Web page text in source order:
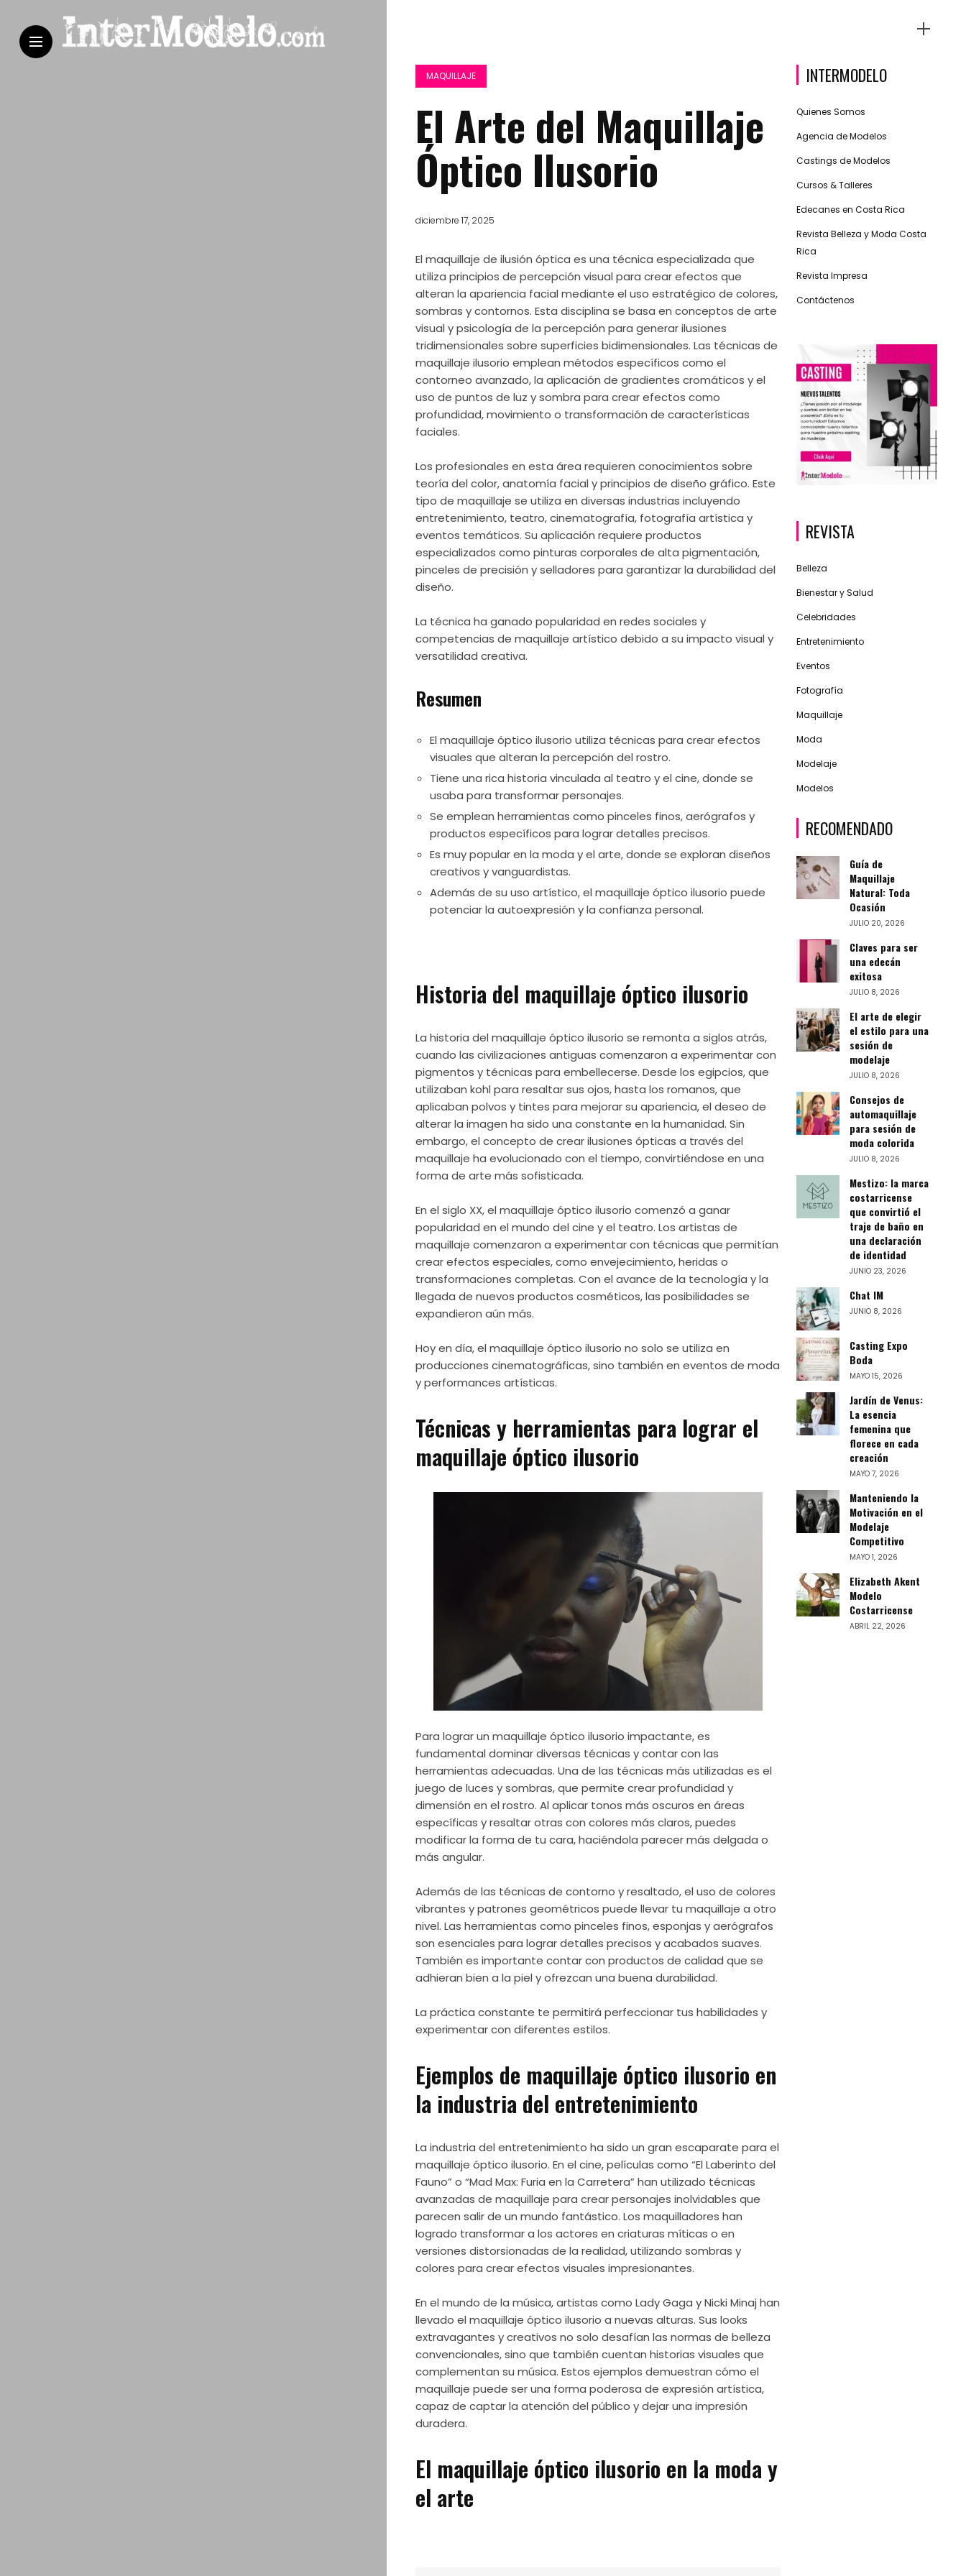
MAQUILLAJE
El Arte del Maquillaje
Óptico Ilusorio
diciembre 17, 2025
El maquillaje de ilusión óptica es una técnica especializada que
utiliza principios de percepción visual para crear efectos que
alteran la apariencia facial mediante el uso estratégico de colores,
sombras y contornos. Esta disciplina se basa en conceptos de arte
visual y psicología de la percepción para generar ilusiones
tridimensionales sobre superficies bidimensionales. Las técnicas de
maquillaje ilusorio emplean métodos específicos como el
contorneo avanzado, la aplicación de gradientes cromáticos y el
uso de puntos de luz y sombra para crear efectos como
profundidad, movimiento o transformación de características
faciales.
Los profesionales en esta área requieren conocimientos sobre
teoría del color, anatomía facial y principios de diseño gráfico. Este
tipo de maquillaje se utiliza en diversas industrias incluyendo
entretenimiento, teatro, cinematografía, fotografía artística y
eventos temáticos. Su aplicación requiere productos
especializados como pinturas corporales de alta pigmentación,
pinceles de precisión y selladores para garantizar la durabilidad del
diseño.
La técnica ha ganado popularidad en redes sociales y
competencias de maquillaje artístico debido a su impacto visual y
versatilidad creativa.
Resumen
El maquillaje óptico ilusorio utiliza técnicas para crear efectos
visuales que alteran la percepción del rostro.
Tiene una rica historia vinculada al teatro y el cine, donde se
usaba para transformar personajes.
Se emplean herramientas como pinceles finos, aerógrafos y
productos específicos para lograr detalles precisos.
Es muy popular en la moda y el arte, donde se exploran diseños
creativos y vanguardistas.
Además de su uso artístico, el maquillaje óptico ilusorio puede
potenciar la autoexpresión y la confianza personal.
Historia del maquillaje óptico ilusorio
La historia del maquillaje óptico ilusorio se remonta a siglos atrás,
cuando las civilizaciones antiguas comenzaron a experimentar con
pigmentos y técnicas para embellecerse. Desde los egipcios, que
utilizaban kohl para resaltar sus ojos, hasta los romanos, que
aplicaban polvos y tintes para mejorar su apariencia, el deseo de
alterar la imagen ha sido una constante en la humanidad. Sin
embargo, el concepto de crear ilusiones ópticas a través del
maquillaje ha evolucionado con el tiempo, convirtiéndose en una
forma de arte más sofisticada.
En el siglo XX, el maquillaje óptico ilusorio comenzó a ganar
popularidad en el mundo del cine y el teatro. Los artistas de
maquillaje comenzaron a experimentar con técnicas que permitían
crear efectos especiales, como envejecimiento, heridas o
transformaciones completas. Con el avance de la tecnología y la
llegada de nuevos productos cosméticos, las posibilidades se
expandieron aún más.
Hoy en día, el maquillaje óptico ilusorio no solo se utiliza en
producciones cinematográficas, sino también en eventos de moda
y performances artísticas.
Técnicas y herramientas para lograr el
maquillaje óptico ilusorio
Para lograr un maquillaje óptico ilusorio impactante, es
fundamental dominar diversas técnicas y contar con las
herramientas adecuadas. Una de las técnicas más utilizadas es el
juego de luces y sombras, que permite crear profundidad y
dimensión en el rostro. Al aplicar tonos más oscuros en áreas
específicas y resaltar otras con colores más claros, puedes
modificar la forma de tu cara, haciéndola parecer más delgada o
más angular.
Además de las técnicas de contorno y resaltado, el uso de colores
vibrantes y patrones geométricos puede llevar tu maquillaje a otro
nivel. Las herramientas como pinceles finos, esponjas y aerógrafos
son esenciales para lograr detalles precisos y acabados suaves.
También es importante contar con productos de calidad que se
adhieran bien a la piel y ofrezcan una buena durabilidad.
La práctica constante te permitirá perfeccionar tus habilidades y
experimentar con diferentes estilos.
Ejemplos de maquillaje óptico ilusorio en
la industria del entretenimiento
La industria del entretenimiento ha sido un gran escaparate para el
maquillaje óptico ilusorio. En el cine, películas como “El Laberinto del
Fauno” o “Mad Max: Furia en la Carretera” han utilizado técnicas
avanzadas de maquillaje para crear personajes inolvidables que
parecen salir de un mundo fantástico. Los maquilladores han
logrado transformar a los actores en criaturas míticas o en
versiones distorsionadas de la realidad, utilizando sombras y
colores para crear efectos visuales impresionantes.
En el mundo de la música, artistas como Lady Gaga y Nicki Minaj han
llevado el maquillaje óptico ilusorio a nuevas alturas. Sus looks
extravagantes y creativos no solo desafían las normas de belleza
convencionales, sino que también cuentan historias visuales que
complementan su música. Estos ejemplos demuestran cómo el
maquillaje puede ser una forma poderosa de expresión artística,
capaz de captar la atención del público y dejar una impresión
duradera.
El maquillaje óptico ilusorio en la moda y
el arte
INTERMODELO
Quienes Somos
Agencia de Modelos
Castings de Modelos
Cursos & Talleres
Edecanes en Costa Rica
Revista Belleza y Moda Costa
Rica
Revista Impresa
Contáctenos
REVISTA
Belleza
Bienestar y Salud
Celebridades
Entretenimiento
Eventos
Fotografía
Maquillaje
Moda
Modelaje
Modelos
RECOMENDADO
Guía de
Maquillaje
Natural: Toda
Ocasión
JULIO 20, 2026
Claves para ser
una edecán
exitosa
JULIO 8, 2026
El arte de elegir
el estilo para una
sesión de
modelaje
JULIO 8, 2026
Consejos de
automaquillaje
para sesión de
moda colorida
JULIO 8, 2026
Mestizo: la marca
costarricense
que convirtió el
traje de baño en
una declaración
de identidad
JUNIO 23, 2026
Chat IM
JUNIO 8, 2026
Casting Expo
Boda
MAYO 15, 2026
Jardín de Venus:
La esencia
femenina que
florece en cada
creación
MAYO 7, 2026
Manteniendo la
Motivación en el
Modelaje
Competitivo
MAYO 1, 2026
Elizabeth Akent
Modelo
Costarricense
ABRIL 22, 2026